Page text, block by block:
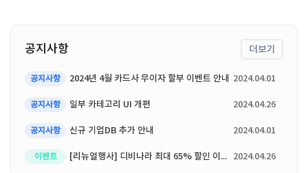
공지사항 더보기
공지사항 2024년 4월 카드사 무이자 할부 이벤트 안내 2024.04.01
공지사항 일부 카테고리 UI 개편 2024.04.26
공지사항 신규 기업DB 추가 안내 2024.04.01
이벤트 [리뉴얼행사] 디비나라 최대 65% 할인 이벤트 2024.04.26